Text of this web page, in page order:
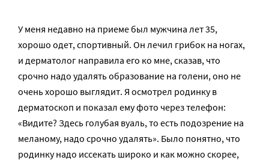
У меня недавно на приеме был мужчина лет 35,
хорошо одет, спортивный. Он лечил грибок на ногах,
и дерматолог направила его ко мне, сказав, что
срочно надо удалять образование на голени, оно не
очень хорошо выглядит. Я осмотрел родинку в
дерматоскоп и показал ему фото через телефон:
«Видите? Здесь голубая вуаль, то есть подозрение на
меланому, надо срочно удалять». Было понятно, что
родинку надо иссекать широко и как можно скорее,